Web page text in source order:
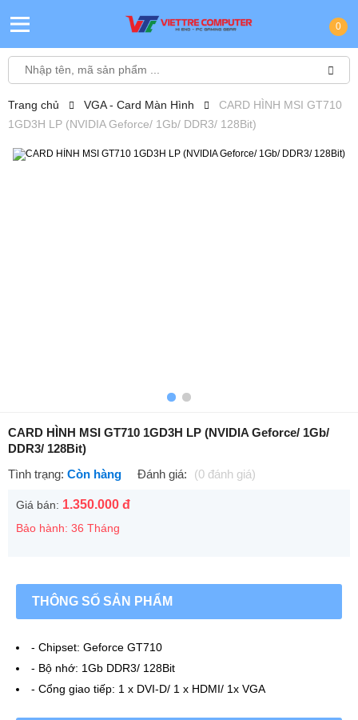
0
Trang chủ VGA - Card Màn Hình
CARD HÌNH MSI GT710
1GD3H LP (NVIDIA Geforce/ 1Gb/ DDR3/ 128Bit)
CARD HÌNH MSI GT710 1GD3H LP (NVIDIA Geforce/ 1Gb/
DDR3/ 128Bit)
Tình trạng: Còn hàng Đánh giá: (0 đánh giá)
Giá bán: 1.350.000 đ
Bảo hành: 36 Tháng
THÔNG SỐ SẢN PHẨM
- Chipset: Geforce GT710
- Bộ nhớ: 1Gb DDR3/ 128Bit
- Cổng giao tiếp: 1 x DVI-D/ 1 x HDMI/ 1x VGA